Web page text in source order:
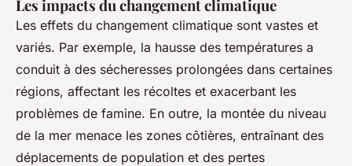
Les impacts du changement climatique
Les effets du changement climatique sont vastes et
variés. Par exemple, la hausse des températures a
conduit à des sécheresses prolongées dans certaines
régions, affectant les récoltes et exacerbant les
problèmes de famine. En outre, la montée du niveau
de la mer menace les zones côtières, entraînant des
déplacements de population et des pertes